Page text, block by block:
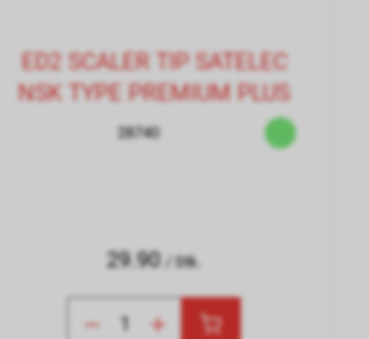
ED2 SCALER TIP SATELEC
NSK TYPE PREMIUM PLUS
28740
29.90 / Stk.